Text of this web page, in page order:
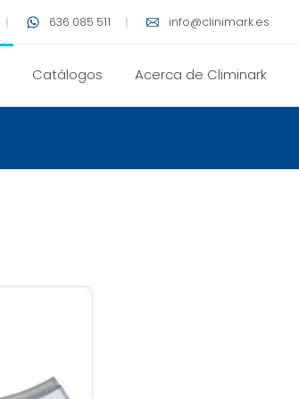
636 085 511 info@clinimark.es
Catálogos Acerca de Climinark